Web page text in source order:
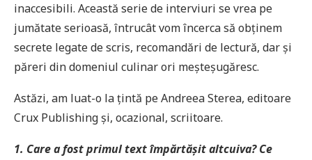
inaccesibili. Această serie de interviuri se vrea pe
jumătate serioasă, întrucât vom încerca să obținem
secrete legate de scris, recomandări de lectură, dar și
păreri din domeniul culinar ori meșteșugăresc.
Astăzi, am luat-o la țintă pe Andreea Sterea, editoare
Crux Publishing și, ocazional, scriitoare.
1. Care a fost primul text împărtășit altcuiva? Ce